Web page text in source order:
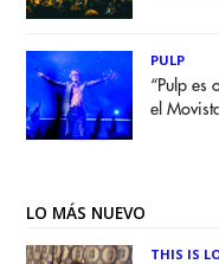
PULP
“Pulp es
el
LO MÁS NUEVO
THIS IS